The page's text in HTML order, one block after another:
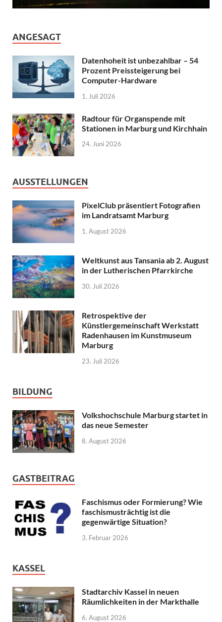
ANGESAGT
Datenhoheit ist unbezahlbar – 54
Prozent Preissteigerung bei
Computer-Hardware
1. Juli 2026
Radtour für Organspende mit
Stationen in Marburg und Kirchhain
24. Juni 2026
AUSSTELLUNGEN
PixelClub präsentiert Fotografien
im Landratsamt Marburg
1. August 2026
Weltkunst aus Tansania ab 2. August
in der Lutherischen Pfarrkirche
30. Juli 2026
Retrospektive der
Künstlergemeinschaft Werkstatt
Radenhausen im Kunstmuseum
Marburg
23. Juli 2026
BILDUNG
Volkshochschule Marburg startet in
das neue Semester
8. August 2026
GASTBEITRAG
Faschismus oder Formierung? Wie
faschismusträchtig ist die
gegenwärtige Situation?
3. Februar 2026
KASSEL
Stadtarchiv Kassel in neuen
Räumlichkeiten in der Markthalle
6. August 2026